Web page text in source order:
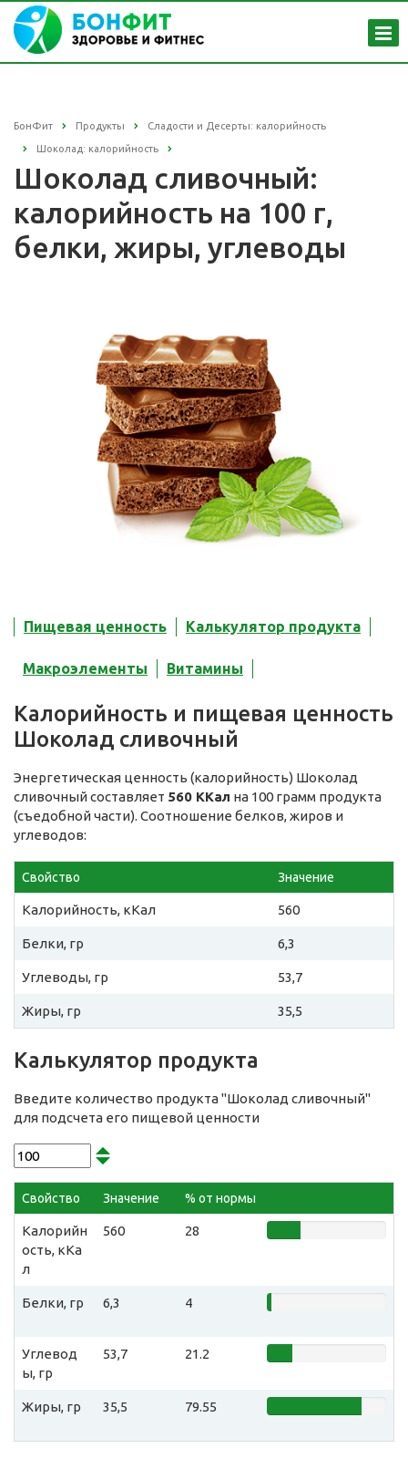
БонФит Продукты Сладости и Десерты: калорийность
Шоколад: калорийность
Шоколад сливочный:
калорийность на 100 г,
белки, жиры, углеводы
Пищевая ценность Калькулятор продукта
Макроэлементы Витамины
Калорийность и пищевая ценность
Шоколад сливочный
Энергетическая ценность (калорийность) Шоколад
сливочный составляет 560 ККал на 100 грамм продукта
(съедобной части). Соотношение белков, жиров и
углеводов:
Свойство Значение
Калорийность, кКал 560
Белки, гр 6,3
Углеводы, гр 53,7
Жиры, гр 35,5
Калькулятор продукта
Введите количество продукта "Шоколад сливочный"
для подсчета его пищевой ценности
Свойство Значение % от нормы
Калорийн
ость, кКа
л
560 28
Белки, гр 6,3 4
Углевод
ы, гр
53,7 21.2
Жиры, гр 35,5 79.55